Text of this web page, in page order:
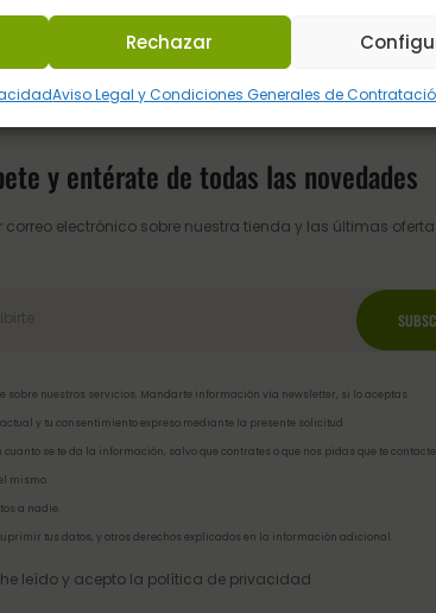
Rechazar
Aviso Legal y Condiciones Generales de
y entérate de todas las novedades
electrónico sobre nuestra tienda y las últimas
sobre nuestros servicios. Mandarte información vía newsletter, si lo aceptas.
y tu consentimiento expreso mediante la presente solicitud.
se te da la información, salvo que contrates o que nos pidas que te
mismo.
a nadie.
tus datos, y otros derechos explicados en la información adicional
leído y acepto la política de privacidad